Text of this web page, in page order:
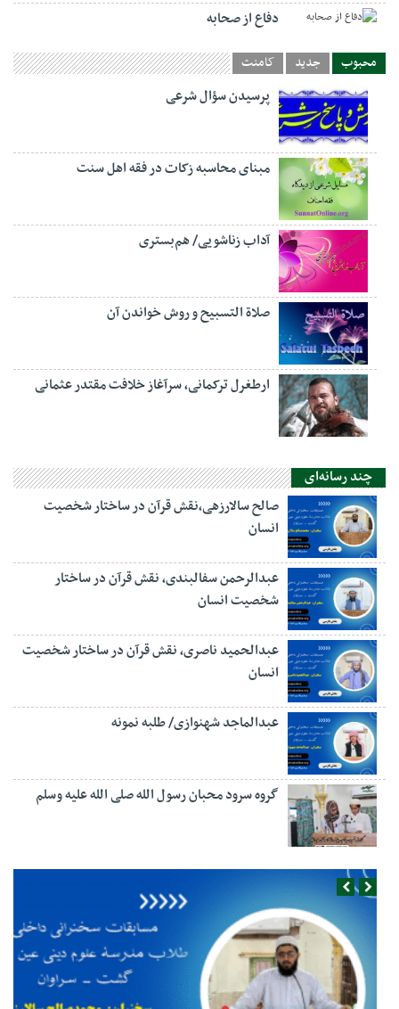
دفاع از صحابه
محبوب جدید کامنت
پرسیدن سؤال شرعی
مبنای محاسبه زکات در فقه اهل سنت
آداب زناشویی/ هم‌بستری
صلاة التسبيح و روش خواندن آن
ارطغرل ترکمانی، سرآغاز خلافت مقتدر عثمانی
چند رسانه‌ای
صالح سالارزهی،‌نقش قرآن در ساختار شخصیت
انسان
عبدالرحمن سفالبندی، نقش قرآن در ساختار
شخصیت انسان
عبدالحمید ناصری، نقش قرآن در ساختار شخصیت
انسان
عبدالماجد شهنوازی/ طلبه نمونه
گروه سرود محبان رسول الله صلی الله علیه وسلم